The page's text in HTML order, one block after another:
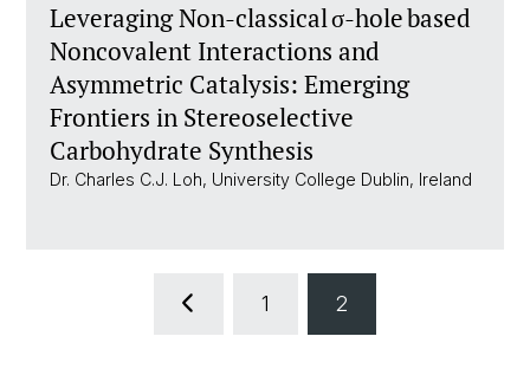
Leveraging Non-classical σ-hole based
Noncovalent Interactions and
Asymmetric Catalysis: Emerging
Frontiers in Stereoselective
Carbohydrate Synthesis
Dr. Charles C.J. Loh, University College Dublin, Ireland
1 2